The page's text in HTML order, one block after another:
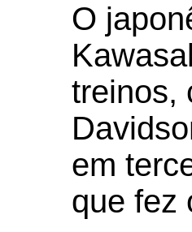
O
treinos,
em
que fez